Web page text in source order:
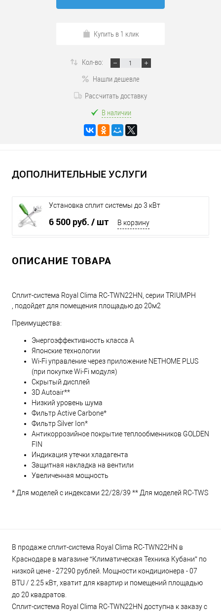
Купить в 1 клик
Кол-во:
Нашли дешевле
Рассчитать доставку
В наличии
ДОПОЛНИТЕЛЬНЫЕ УСЛУГИ
Установка сплит системы до 3 кВт
6 500 руб. / шт В корзину
ОПИСАНИЕ ТОВАРА
Сплит-система Royal Clima RC-TWN22HN, серии TRIUMPH
, подойдет для помещения площадью до 20м2
Преимущества:
Энергоэффективность класса А
Японские технологии
Wi-Fi управление через приложение NETHOME PLUS
(при покупке Wi-Fi модуля)
Скрытый дисплей
3D Autoair**
Низкий уровень шума
Фильтр Active Carbone*
Фильтр Silver Ion*
Антикоррозийное покрытие теплообменников GOLDEN
FIN
Индикация утечки хладагента
Защитная накладка на вентили
Увеличенная мощность
* Для моделей c индексами 22/28/39 ** Для моделей RC-TWS
В продаже сплит-система Royal Clima RC-TWN22HN в
Краснодаре в магазине “Климатическая Техника Кубани” по
низкой цене - 27290 рублей. Мощности кондиционера - 07
BTU / 2.25 кВт, хватит для квартир и помещений площадью
до 20 квадратов.
Сплит-система Royal Clima RC-TWN22HN доступна к заказу с